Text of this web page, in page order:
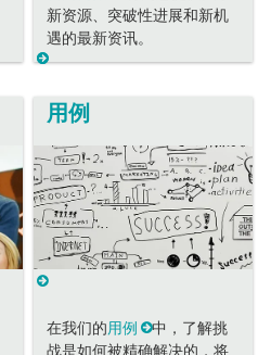
新资源、突破性进展和新机
遇的最新资讯。
用例
在我们的用例
中，了解挑
战是如何被精确解决的，将